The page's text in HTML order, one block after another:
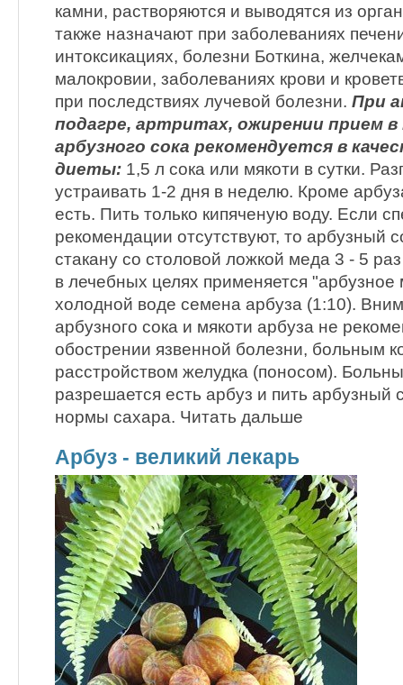
камни, растворяются и выводятся из
также назначают при заболеваниях
интоксикациях, болезни Боткина,
малокровии, заболеваниях крови и
при последствиях лучевой болезни. При
подагре, артритах, ожирении прием
арбузного сока рекомендуется в
диеты: 1,5 л сока или мякоти в сутки.
устраивать 1-2 дня в неделю. Кроме
есть. Пить только кипяченую воду. Если
рекомендации отсутствуют, то арбузный
стакану со столовой ложкой меда 3 - 5
в лечебных целях применяется
холодной воде семена арбуза (1:10).
арбузного сока и мякоти арбуза не
обострении язвенной болезни, больным
расстройством желудка (поносом).
разрешается есть арбуз и пить арбузный
нормы сахара. Читать дальше
Арбуз - великий лекарь